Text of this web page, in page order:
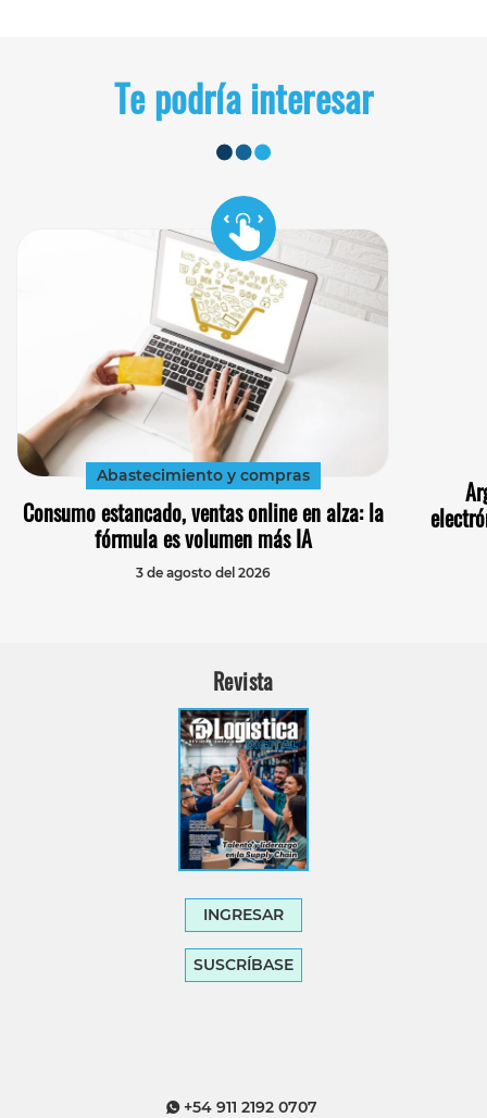
Te podría interesar
Abastecimiento y compras
Consumo estancado, ventas online en alza: la
fórmula es volumen más IA
3 de agosto del 2026
Revista
INGRESAR
SUSCRÍBASE
+54 911 2192 0707